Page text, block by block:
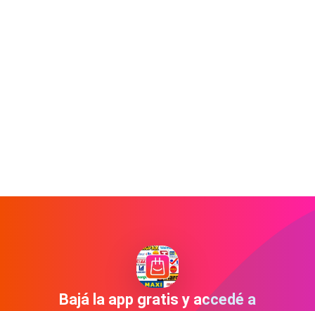
Bajá la app gratis y accedé a